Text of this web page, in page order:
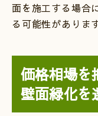
面を施工する場合
る可能性があります
価格相場を
壁面緑化を